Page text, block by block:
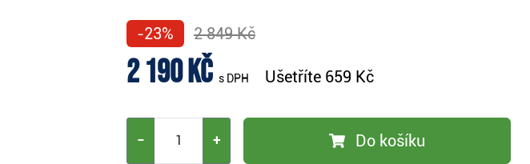
-23% 2 849 Kč
2 190 Kč s DPH Ušetříte 659 Kč
− + Do košíku